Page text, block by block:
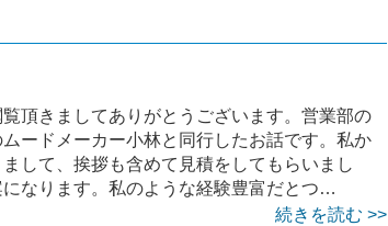
頂きましてありがとうございます。営業部の
ードメーカー小林と同行したお話です。私か
して、挨拶も含めて見積をしてもらいまし
なります。私のような経験豊富だとつ…
続きを読む >>